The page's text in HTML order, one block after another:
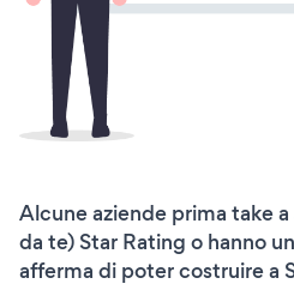
Alcune aziende prima take
da te) Star Rating o hanno
afferma di poter costruire a